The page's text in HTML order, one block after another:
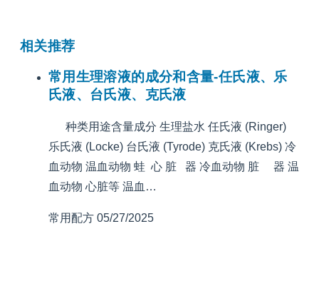
相关推荐
常用生理溶液的成分和含量-任氏液、乐
氏液、台氏液、克氏液
种类用途含量成分 生理盐水 任氏液 (Ringer)
乐氏液 (Locke) 台氏液 (Tyrode) 克氏液 (Krebs) 冷
血动物 温血动物 蛙 心 脏 器 冷血动物 脏 器 温
血动物 心脏等 温血…
常用配方 05/27/2025